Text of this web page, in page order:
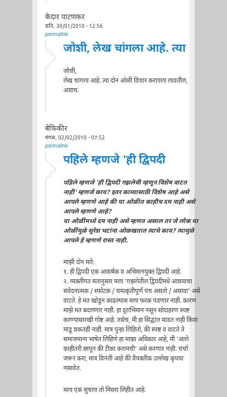
केदार पाटणकर
शनि, 30/01/2010 - 12:56
permalink
जोशी, लेख चांगला आहे. त्या
जोशी,
लेख चांगला आहे. त्या दोन ओळी विचार करायला लावतील,
अशाच.
बेफिकीर
मंगळ, 02/02/2010 - 07:52
permalink
पहिले म्हणजे 'ही द्विपदी
पहिले म्हणजे 'ही द्विपदी गझलेची म्हणून विशेष वाटत
नाही' म्हणजे काय? इतर काव्यासाठी विशेष आहे असे
आपले म्हणणे आहे की या ओळीत काहीच दम नाही असे
आपले म्हणणे आहे?
या ओळींमध्ये दम नाही असे म्हणत असाल तर जे लोक या
ओळींमुळे सुरेश भटांना ओळखतात त्याचे काय? त्यामुळे
आपले हे म्हणणे रास्त नाही.
माझी दोन मते:
१. ही द्विपदी एक आकर्षक व अभिमानयुक्त द्विपदी आहे.
२. व्यक्तीगत मतानुसार मला 'गझलेतील द्विपदीमधे आशयाचा
संवेदनात्मक / स्फोटक / चमत्कृतीपूर्ण पंच असतो / असावा' असे
वाटते. हे मत खोडून काढल्यास मला फरक पडणार नाही. कारण
माझे मत बदलणार नाही. हा दुराभिमान नसून सोदाहरण स्पष्ट
करण्यासारखी गोष्ट आहे. तसेच, मी हा सिद्धांत मांडत नाही किंवा
मांडू शकतही नाही. मात्र पुन्हा लिहितो, की स्पष्ट व वाटते ते
समाजमान्य भाषेत लिहिणे हा माझा अधिकार आहे, मी 'आले
काहीतरी छापून की टीका करायची' असे करणार नाही. चर्चा
जरूर करा, मात्र विनंती आहे की वैयक्तीक उल्लेख कृपया
नसावेत.
मला एक सुचला तो मिसरा लिहीत आहे.